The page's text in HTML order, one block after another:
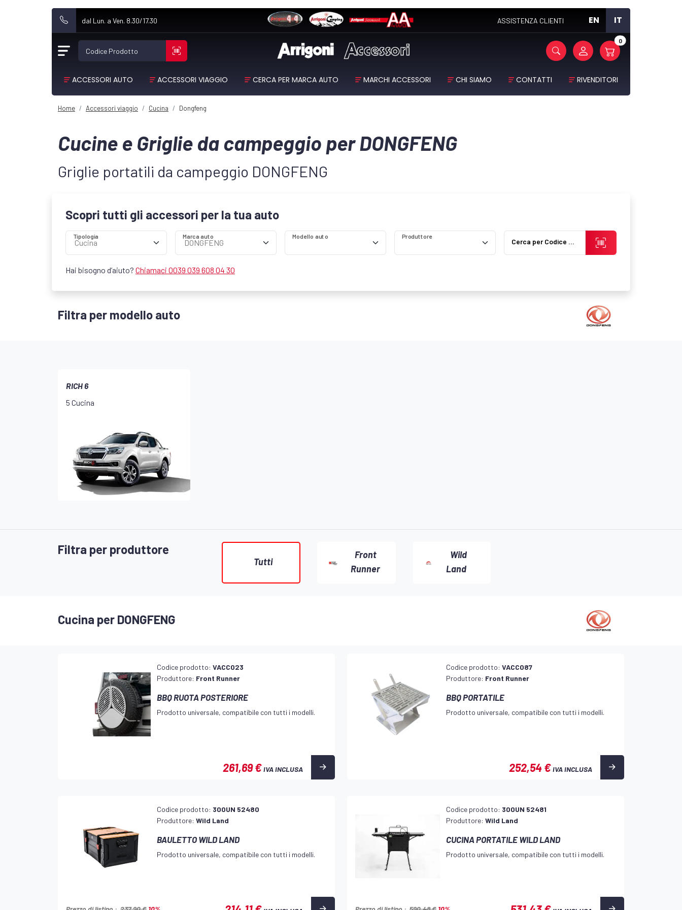
dal Lun. a Ven. 8.30/17.30 ASSISTENZA CLIENTI EN IT
Codice Prodotto
0
ACCESSORI AUTO ACCESSORI VIAGGIO CERCA PER MARCA AUTO MARCHI ACCESSORI CHI SIAMO CONTATTI RIVENDITORI
Home Accessori viaggio Cucina Dongfeng
Cucine e Griglie da campeggio per DONGFENG
Griglie portatili da campeggio DONGFENG
Scopri tutti gli accessori per la tua auto
Tipologia Marca auto Modello auto Produttore
Cerca per Codice Prodotto
Hai bisogno d’aiuto? Chiamaci 0039 039 608 04 30
Filtra per modello auto
RICH 6
5 Cucina
Filtra per produttore
Tutti
Front
Runner
Wild
Land
Cucina per DONGFENG
Codice prodotto:VACC023
Produttore: Front Runner
BBQ RUOTA POSTERIORE
Prodotto universale, compatibile con tutti i modelli.
261,69 €IVA INCLUSA
Codice prodotto:VACC087
Produttore: Front Runner
BBQ PORTATILE
Prodotto universale, compatibile con tutti i modelli.
252,54 €IVA INCLUSA
Codice prodotto: 300UN 52480
Produttore:Wild Land
BAULETTO WILD LAND
Prodotto universale, compatibile con tutti i modelli.
Codice prodotto: 300UN 52481
Produttore:Wild Land
CUCINA PORTATILE WILD LAND
Prodotto universale, compatibile con tutti i modelli.